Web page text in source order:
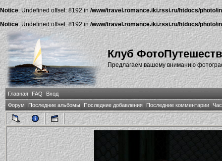
Notice: Undefined offset: 8192 in /www/travel.romance.iki.rssi.ru/htdocs/photo/
Notice: Undefined offset: 8192 in/www/travel.romance.iki.rssi.ru/htdocs/photo/
Клуб
Предлагаем вашему вниманию
Главная FAQ
Вход
Форум
Последние альбомы Последние добавления Последние комментарии